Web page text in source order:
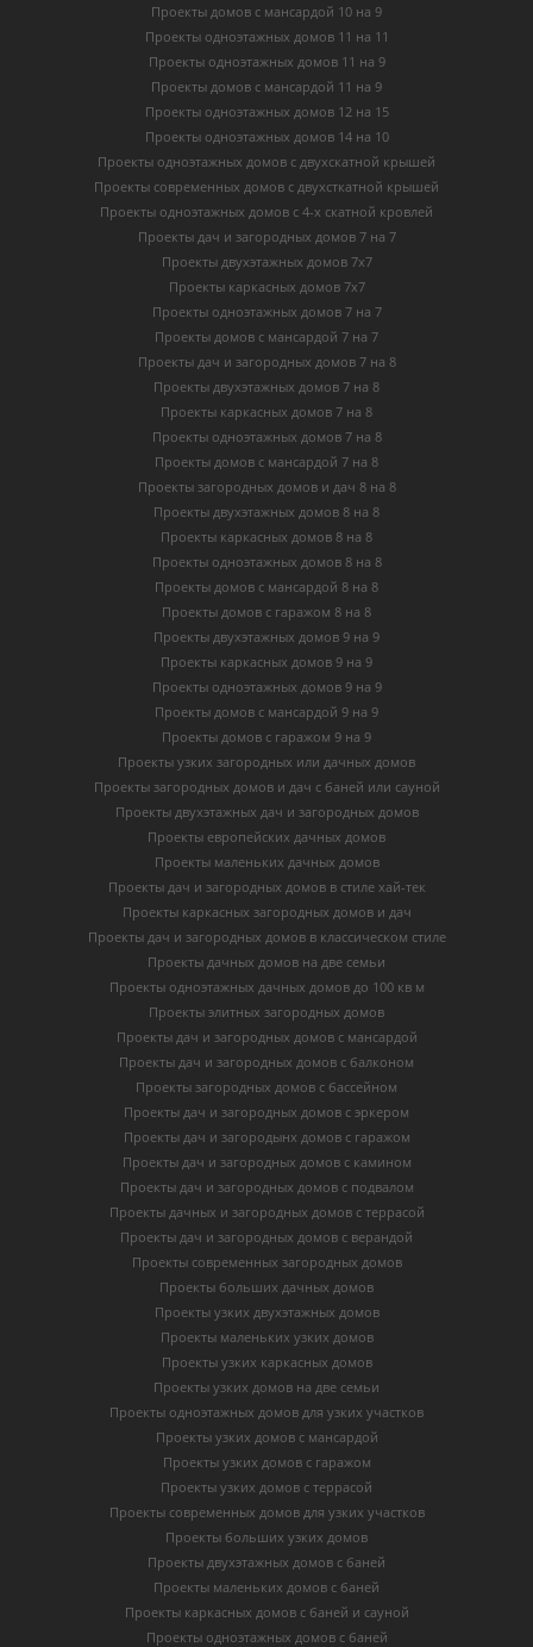
Проекты домов с мансардой 10 на 9
Проекты одноэтажных домов 11 на 11
Проекты одноэтажных домов 11 на 9
Проекты домов с мансардой 11 на 9
Проекты одноэтажных домов 12 на 15
Проекты одноэтажных домов 14 на 10
Проекты одноэтажных домов с двухскатной крышей
Проекты современных домов с двухсткатной крышей
Проекты одноэтажных домов с 4-х скатной кровлей
Проекты дач и загородных домов 7 на 7
Проекты двухэтажных домов 7х7
Проекты каркасных домов 7х7
Проекты одноэтажных домов 7 на 7
Проекты домов с мансардой 7 на 7
Проекты дач и загородных домов 7 на 8
Проекты двухэтажных домов 7 на 8
Проекты каркасных домов 7 на 8
Проекты одноэтажных домов 7 на 8
Проекты домов с мансардой 7 на 8
Проекты загородных домов и дач 8 на 8
Проекты двухэтажных домов 8 на 8
Проекты каркасных домов 8 на 8
Проекты одноэтажных домов 8 на 8
Проекты домов с мансардой 8 на 8
Проекты домов с гаражом 8 на 8
Проекты двухэтажных домов 9 на 9
Проекты каркасных домов 9 на 9
Проекты одноэтажных домов 9 на 9
Проекты домов с мансардой 9 на 9
Проекты домов с гаражом 9 на 9
Проекты узких загородных или дачных домов
Проекты загородных домов и дач с баней или сауной
Проекты двухэтажных дач и загородных домов
Проекты европейских дачных домов
Проекты маленьких дачных домов
Проекты дач и загородных домов в стиле хай-тек
Проекты каркасных загородных домов и дач
Проекты дач и загородных домов в классическом стиле
Проекты дачных домов на две семьи
Проекты одноэтажных дачных домов до 100 кв м
Проекты элитных загородных домов
Проекты дач и загородных домов с мансардой
Проекты дач и загородных домов с балконом
Проекты загородных домов с бассейном
Проекты дач и загородных домов с эркером
Проекты дач и загородынх домов с гаражом
Проекты дач и загородных домов с камином
Проекты дач и загородных домов с подвалом
Проекты дачных и загородных домов с террасой
Проекты дач и загородных домов с верандой
Проекты современных загородных домов
Проекты больших дачных домов
Проекты узких двухэтажных домов
Проекты маленьких узких домов
Проекты узких каркасных домов
Проекты узких домов на две семьи
Проекты одноэтажных домов для узких участков
Проекты узких домов с мансардой
Проекты узких домов с гаражом
Проекты узких домов с террасой
Проекты современных домов для узких участков
Проекты больших узких домов
Проекты двухэтажных домов с баней
Проекты маленьких домов с баней
Проекты каркасных домов c баней и сауной
Проекты одноэтажных домов с баней